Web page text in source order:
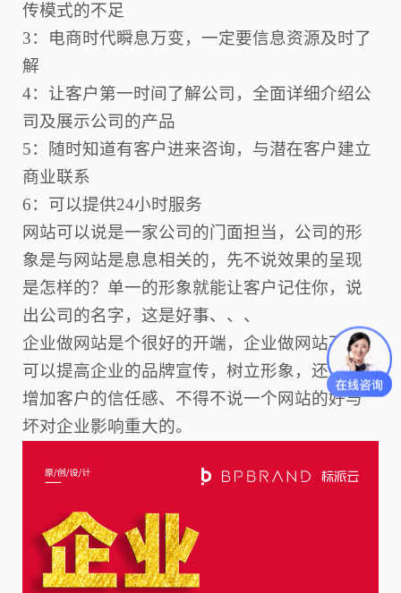
传模式的不足
3：电商时代瞬息万变，一定要信息资源及时了
解
4：让客户第一时间了解公司，全面详细介绍公
司及展示公司的产品
5：随时知道有客户进来咨询，与潜在客户建立
商业联系
6：可以提供24小时服务
网站可以说是一家公司的门面担当，公司的形
象是与网站是息息相关的，先不说效果的呈现
是怎样的？单一的形象就能让客户记住你，说
出公司的名字，这是好事、、、
企业做网站是个很好的开端，企业做网站不但
可以提高企业的品牌宣传，树立形象，还可以
增加客户的信任感、不得不说一个网站的好与
坏对企业影响重大的。